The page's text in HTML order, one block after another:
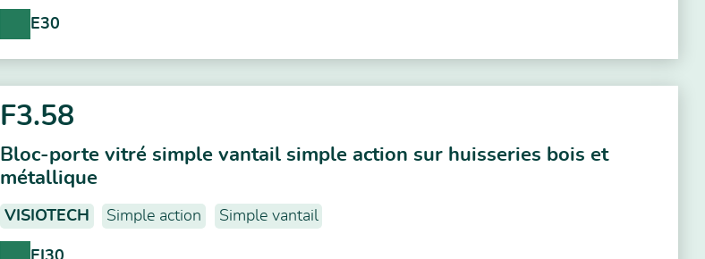
E30
F3.58
Bloc-porte vitré simple vantail simple action sur huisseries bois et
métallique
VISIOTECH Simple action Simple vantail